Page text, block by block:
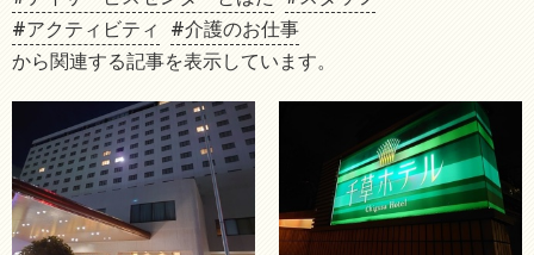
#アクティビティ #介護のお仕事
から関連する記事を表示しています。